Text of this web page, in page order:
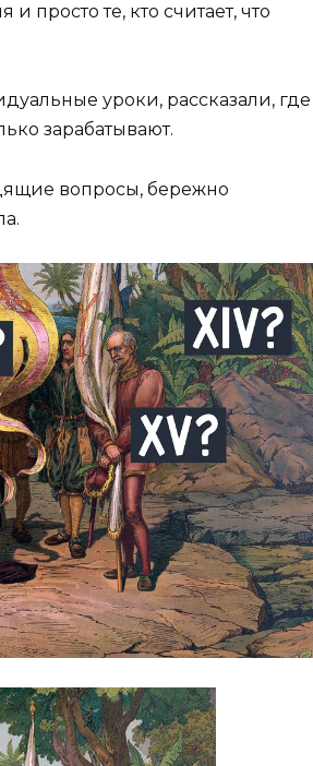
просто те, кто считает, что
уроки, рассказали, где
зарабатывают.
вопросы, бережно